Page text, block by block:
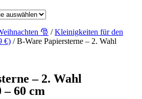
🎅 /Kleinigkeiten für den
€) / B-Ware Papiersterne – 2. Wahl
– 2. Wahl
– 60 cm